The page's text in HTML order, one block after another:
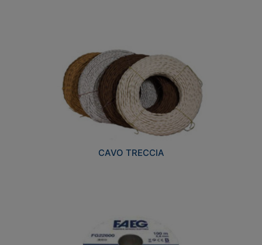
CAVO TRECCIA